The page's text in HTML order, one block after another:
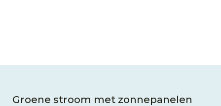
Groene stroom met zonnepanelen